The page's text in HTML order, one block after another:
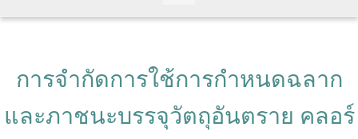
การจำกัดการใช้การกำหนดฉลาก
และภาชนะบรรจุวัตถุอันตราย คลอร์